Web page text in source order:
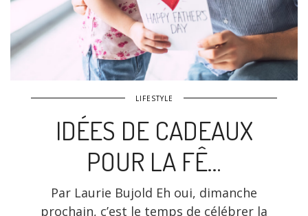
LIFESTYLE
IDÉES DE CADEAUX
POUR LA FÊ…
Par Laurie Bujold Eh oui, dimanche
prochain, c’est le temps de célébrer la